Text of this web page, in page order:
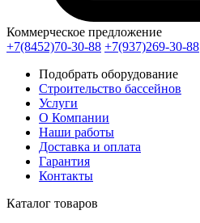
Коммерческое предложение
+7(8452)70-30-88 +7(937)269-30-88
Подобрать оборудование
Строительство бассейнов
Услуги
О Компании
Наши работы
Доставка и оплата
Гарантия
Контакты
Каталог товаров